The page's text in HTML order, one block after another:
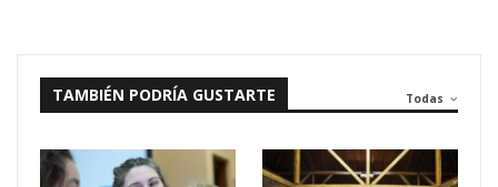
Todas
TAMBIÉN PODRÍA GUSTARTE